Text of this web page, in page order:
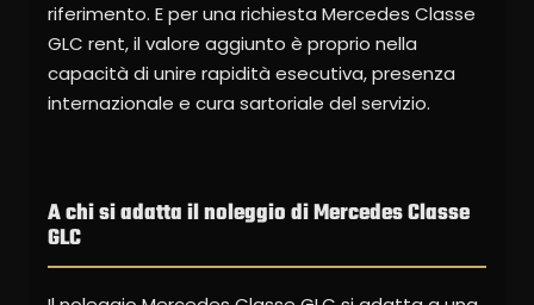
riferimento. E per una richiesta Mercedes Classe
GLC rent, il valore aggiunto è proprio nella
capacità di unire rapidità esecutiva, presenza
internazionale e cura sartoriale del servizio.
A chi si adatta il noleggio di Mercedes Classe
GLC